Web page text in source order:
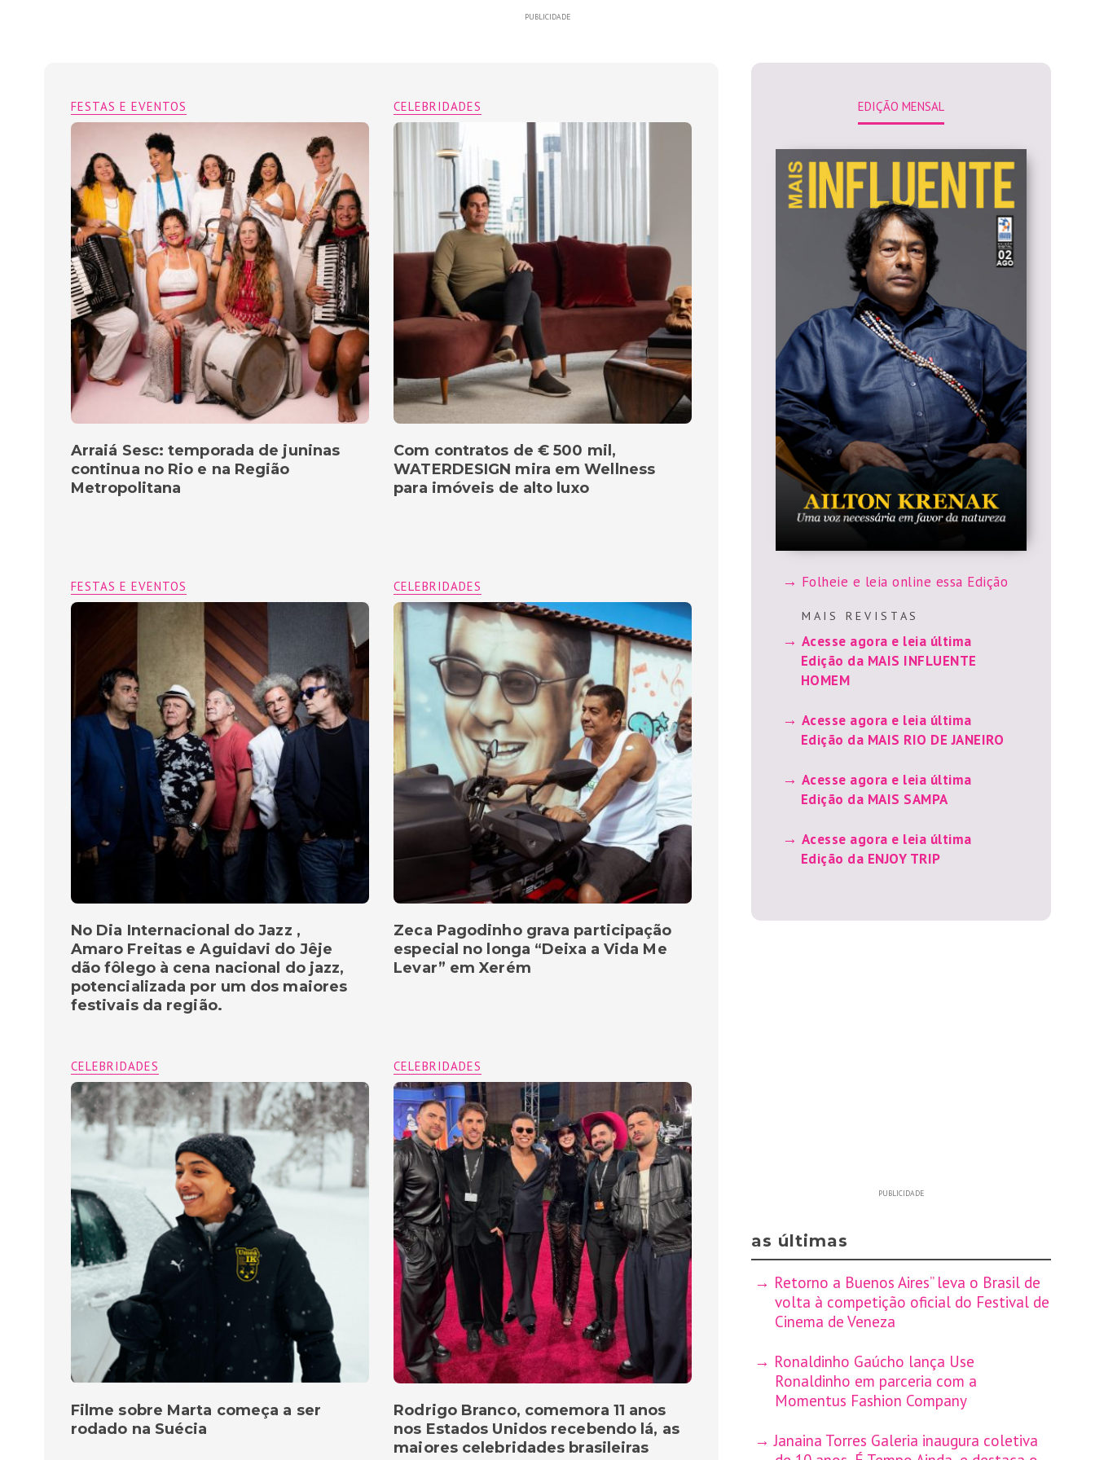
PUBLICIDADE
CELEBRIDADES
Com contratos de € 500 mil,
WATERDESIGN mira em Wellness
para imóveis de alto luxo
FESTAS E EVENTOS
Arraiá Sesc: temporada de juninas
continua no Rio e na Região
Metropolitana
CELEBRIDADES
Zeca Pagodinho grava participação
especial no longa “Deixa a Vida Me
Levar” em Xerém
FESTAS E EVENTOS
No Dia Internacional do Jazz ,
Amaro Freitas e Aguidavi do Jêje
dão fôlego à cena nacional do jazz,
potencializada por um dos maiores
festivais da região.
CELEBRIDADES
Rodrigo Branco, comemora 11 anos
nos Estados Unidos recebendo lá, as
maiores celebridades brasileiras
CELEBRIDADES
Filme sobre Marta começa a ser
rodado na Suécia
EDIÇÃO MENSAL
Folheie e leia online essa Edição
M A I S R E V I S T A S
Acesse agora e leia última
Edição da MAIS INFLUENTE
HOMEM
Acesse agora e leia última
Edição da MAIS RIO DE JANEIRO
Acesse agora e leia última
Edição da MAIS SAMPA
Acesse agora e leia última
Edição da ENJOY TRIP
PUBLICIDADE
as últimas
Retorno a Buenos Aires” leva o Brasil de
volta à competição oficial do Festival de
Cinema de Veneza
Ronaldinho Gaúcho lança Use
Ronaldinho em parceria com a
Momentus Fashion Company
Janaina Torres Galeria inaugura coletiva